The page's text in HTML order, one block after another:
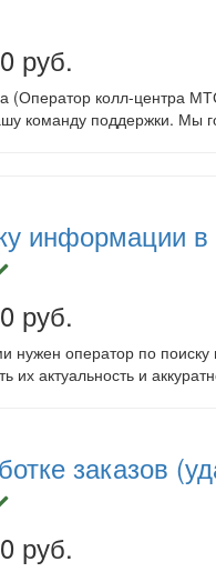
руб.
(Оператор колл-
команду поддержки. Мы
информации в
руб.
нужен оператор по
их актуальность и
заказов
руб.